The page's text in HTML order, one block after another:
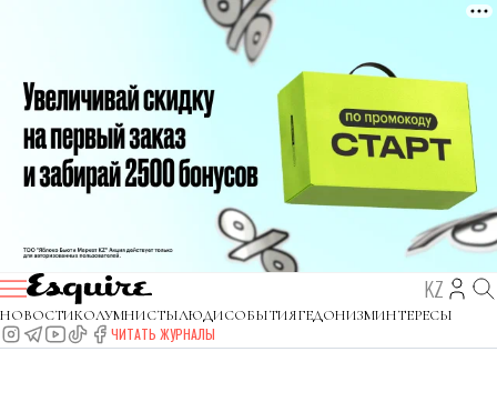
KZ
НОВОСТИКОЛУМНИСТЫЛЮДИСОБЫТИЯГЕДОНИЗМИНТЕРЕСЫ
ЧИТАТЬ ЖУРНАЛЫ